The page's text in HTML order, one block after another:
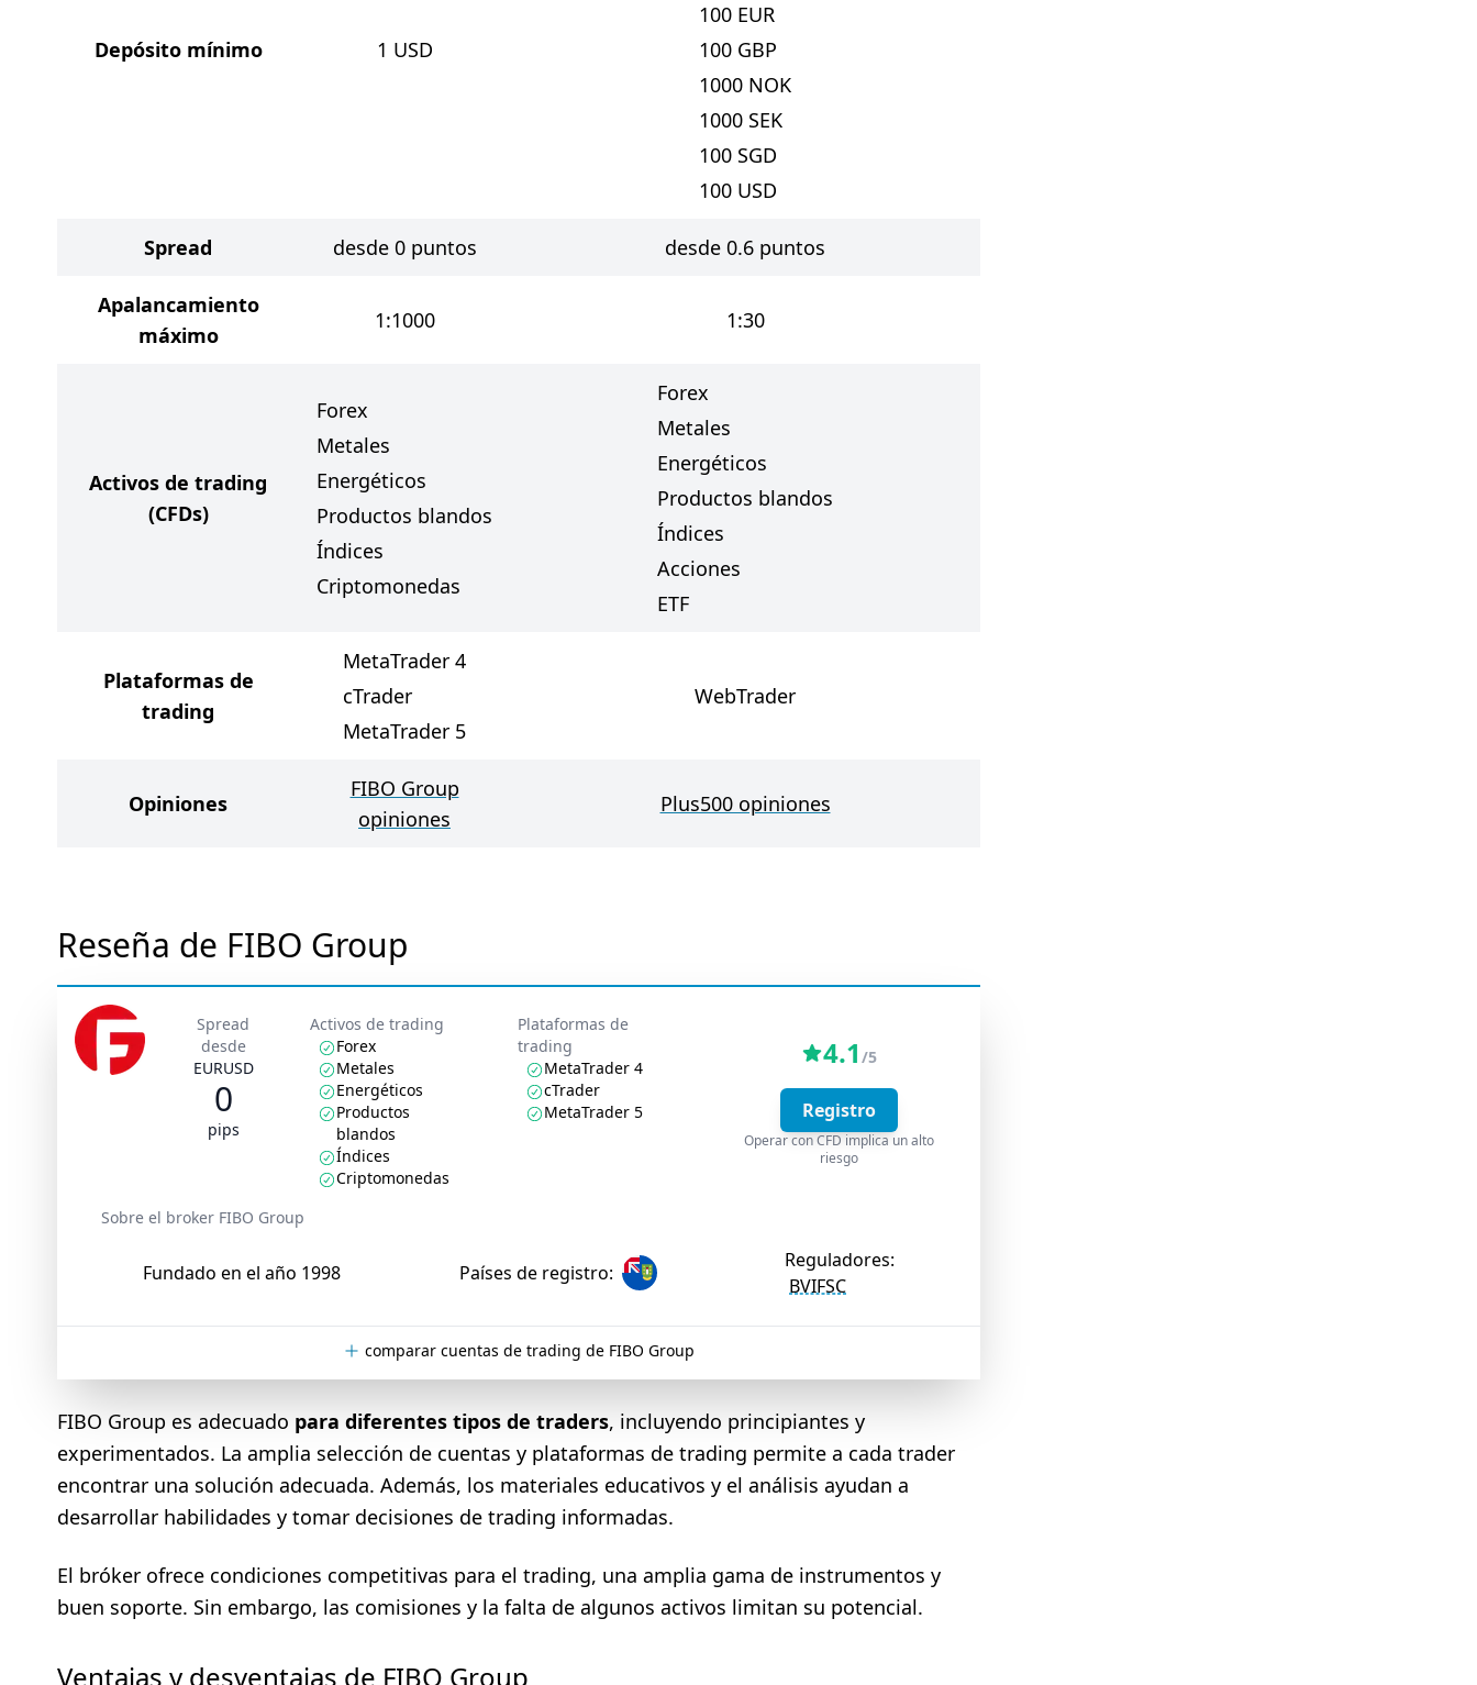
Depósito mínimo 1 USD
100 EUR
100 GBP
1000 NOK
1000 SEK
100 SGD
100 USD
Spread desde 0 puntos desde 0.6 puntos
Apalancamiento
máximo
1:1000 1:30
Activos de trading
(CFDs)
Forex
Metales
Energéticos
Productos blandos
Índices
Criptomonedas
Forex
Metales
Energéticos
Productos blandos
Índices
Acciones
ETF
Plataformas de
trading
MetaTrader 4
cTrader
MetaTrader 5
WebTrader
Opiniones
FIBO Group
opiniones
Plus500 opiniones
Reseña de FIBO Group
Spread
desde
EURUSD
0
pips
Activos de trading
Forex
Metales
Energéticos
Productos
blandos
Índices
Criptomonedas
Plataformas de
trading
MetaTrader 4
cTrader
MetaTrader 5
4.1 /5
Registro
Operar con CFD implica un alto
riesgo
Sobre el broker FIBO Group
Fundado en el año 1998 Países de registro:
Reguladores:
BVIFSC
comparar cuentas de trading de FIBO Group
FIBO Group es adecuado para diferentes tipos de traders, incluyendo principiantes y
experimentados. La amplia selección de cuentas y plataformas de trading permite a cada trader
encontrar una solución adecuada. Además, los materiales educativos y el análisis ayudan a
desarrollar habilidades y tomar decisiones de trading informadas.
El bróker ofrece condiciones competitivas para el trading, una amplia gama de instrumentos y
buen soporte. Sin embargo, las comisiones y la falta de algunos activos limitan su potencial.
Ventajas y desventajas de FIBO Group